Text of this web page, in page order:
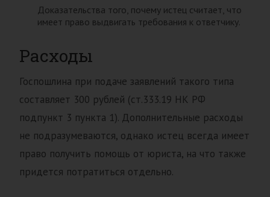
Доказательства того, почему истец считает, что
имеет право выдвигать требования к ответчику.
Расходы
Госпошлина при подаче заявлений такого типа
составляет 300 рублей (ст.333.19 НК РФ
подпункт 3 пункта 1). Дополнительные расходы
не подразумеваются, однако истец всегда имеет
право получить помощь от юриста, на что также
придется потратиться отдельно.